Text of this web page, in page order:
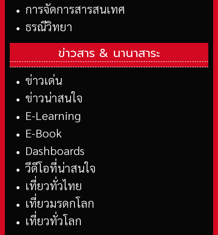
การจัดการสารสนเทศ
ธรณีวิทยา
ข่าวสาร & นานาสาระ
ข่าวเด่น
ข่าวน่าสนใจ
E-Learning
E-Book
Dashboards
วีดีโอที่น่าสนใจ
เที่ยวทั่วไทย
เที่ยวมรดกโลก
เที่ยวทั่วโลก